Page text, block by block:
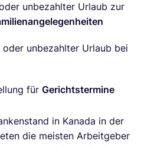
unbezahlter Urlaub zur
oder unbezahlter Urlaub bei
für Gerichtstermine
in Kanada in der
die meisten Arbeitgeber